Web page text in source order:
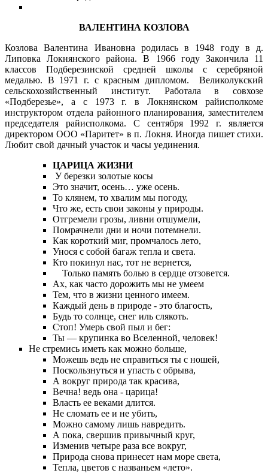
ВАЛЕНТИНА КОЗЛОВА
Козлова Валентина Ивановна родилась в 1948 году в д.
Липовка Локнянского района. В 1966 году Закончила 11
классов Подберезинской средней школы с серебряной
медалью. В 1971 г. с красным дипломом. Великолукский
сельскохозяйственный институт. Работала в совхозе
«Подберезье», а с 1973 г. в Локнянском райисполкоме
инструктором отдела районного планирования, заместителем
председателя райисполкома. С сентября 1992 г. является
директором ООО «Паритет» в п. Локня. Иногда пишет стихи.
Любит свой дачный участок и часы уединения.
ЦАРИЦА ЖИЗНИ
У березки золотые косы
Это значит, осень… уже осень.
То клянем, то хвалим мы погоду,
Что же, есть свои законы у природы.
Отгремели грозы, ливни отшумели,
Помрачнели дни и ночи потемнели.
Как короткий миг, промчалось лето,
Унося с собой багаж тепла и света.
Кто покинул нас, тот не вернется,
Только память болью в сердце отзовется.
Ах, как часто дорожить мы не умеем
Тем, что в жизни ценного имеем.
Каждый день в природе - это благость,
Будь то солнце, снег иль слякоть.
Стоп! Умерь свой пыл и бег:
Ты — крупинка во Вселенной, человек!
Не стремись иметь как можно больше,
Можешь ведь не справиться ты с ношей,
Поскользнуться и упасть с обрыва,
А вокруг природа так красива,
Вечна! ведь она - царица!
Власть ее веками длится.
Не сломать ее и не убить,
Можно самому лишь навредить.
А пока, свершив привычный круг,
Изменив четыре раза все вокруг,
Природа снова принесет нам море света,
Тепла, цветов с названьем «лето».